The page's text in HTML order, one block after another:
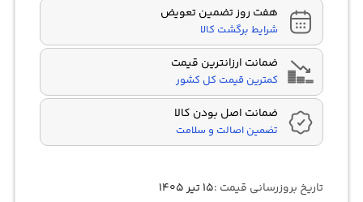
هفت روز تضمین تعویض
شرایط برگشت کالا
ضمانت ارزانترین قیمت
کمترین قیمت کل کشور
ضمانت اصل بودن کالا
تضمین اصالت و سلامت
تاریخ بروزرسانی قیمت :۱۵ تیر ۱۴۰۵